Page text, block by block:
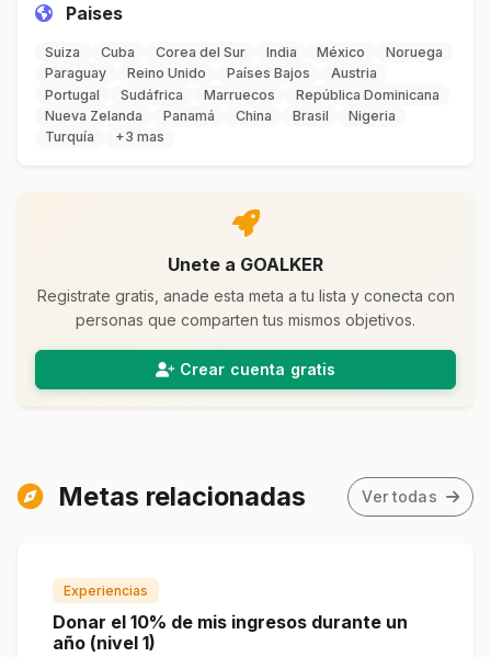
Paises
Suiza Cuba Corea del Sur India México
Noruega
Paraguay
Reino Unido Países Bajos
Austria
Portugal
Sudáfrica Marruecos
República Dominicana
Nueva Zelanda
Panamá China Brasil
Nigeria
Turquía
+3 mas
Unete a GOALKER
Registrate gratis, anade esta meta a tu lista y conecta con
personas que comparten tus mismos objetivos.
Crear cuenta gratis
Metas relacionadas Ver todas
Experiencias
Donar el 10% de mis ingresos durante un
año (nivel 1)